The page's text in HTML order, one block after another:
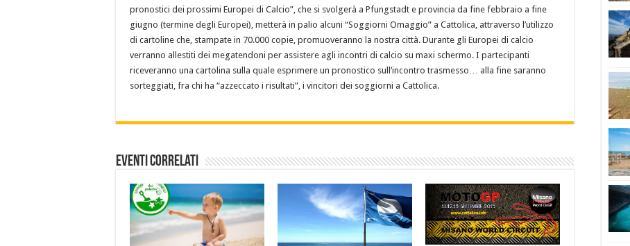
pronostici dei prossimi Europei di Calcio”, che si svolgerà a Pfungstadt e provincia da fine febbraio a fine
giugno (termine degli Europei), metterà in palio alcuni “Soggiorni Omaggio” a Cattolica, attraverso l’utilizzo
di cartoline che, stampate in 70.000 copie, promuoveranno la nostra città. Durante gli Europei di calcio
verranno allestiti dei megatendoni per assistere agli incontri di calcio su maxi schermo. I partecipanti
riceveranno una cartolina sulla quale esprimere un pronostico sull’incontro trasmesso… alla fine saranno
sorteggiati, fra chi ha “azzeccato i risultati”, i vincitori dei soggiorni a Cattolica.
Eventi Correlati